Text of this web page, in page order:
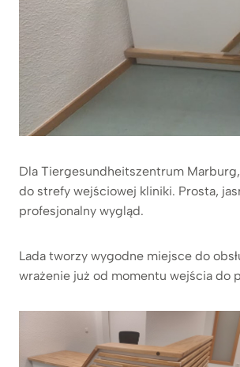
Dla Tiergesundheitszentrum
do strefy wejściowej kliniki. Prosta,
profesjonalny wygląd.
Lada tworzy wygodne miejsce do
wrażenie już od momentu wejścia do